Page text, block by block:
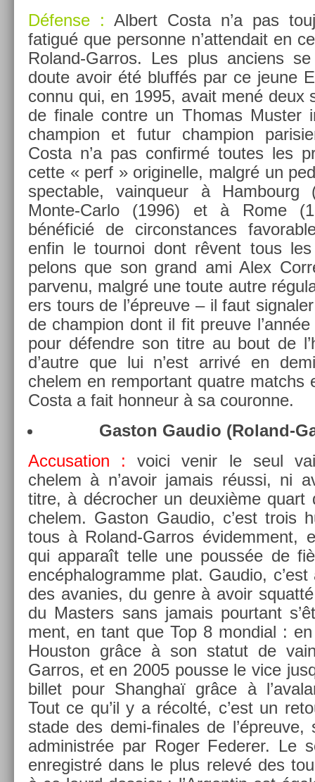
Défense : Al­bert Costa n’a pas
fatigué que per­son­ne n’at­tendait en
Roland-Garros. Les plus an­ciens
doute avoir été bluffés par ce jeune
con­nu qui, en 1995, avait mené deux
de fin­ale con­tre un Thomas Must­er
champ­ion et futur champ­ion
Costa n’a pas con­firmé toutes les
cette « perf » originel­le, malgré un
spect­able, vain­queur à Ham­bourg
Monte-Carlo (1996) et à Rome
bénéficié de cir­constan­ces
enfin le tour­noi dont rêvent tous
pelons que son grand ami Alex
par­venu, malgré une toute autre
ers tours de l’épreuve – il faut
de champ­ion dont il fit pre­uve
pour défendre son titre au bout de
d’autre que lui n’est arrivé en
chelem en re­mpor­tant quat­re matchs
Costa a fait hon­neur à sa co­uron­ne.
Gas­ton Gaudio (Roland-
Ac­cusa­tion : voici venir le seul
chelem à n’avoir jamais réussi, ni
titre, à décroch­er un deuxième quart
chelem. Gas­ton Gaudio, c’est trois
tous à Roland-Garros évidem­ment,
qui ap­paraît telle une poussée de
en­céphalog­ramme plat. Gaudio,
des avan­ies, du genre à avoir
du Mast­ers sans jamais pour­tant
ment, en tant que Top 8 mon­di­al :
Hous­ton grâce à son statut de
Garros, et en 2005 pous­se le vice
bi­llet pour Shanghaï grâce à
Tout ce qu’il y a récolté, c’est un
stade des demi-finales de
ad­ministrée par Roger Feder­er. Le
en­registré dans le plus relevé des